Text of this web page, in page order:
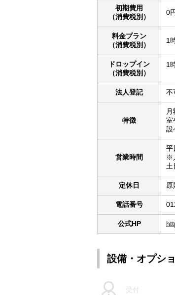
初期費用
（消費税別）
0
料金プラン
（消費税別）
1
ドロップイン
（消費税別）
1
法人登記 不
特徴
室
設
営業時間
平
※
土
定休日 原
電話番号
公式HP
設備・オプシ
受付